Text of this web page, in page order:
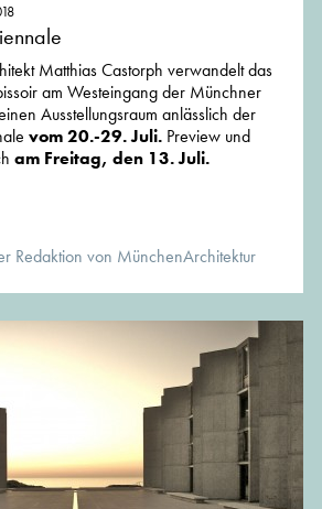
Matthias Castorph verwandelt das
am Westeingang der Münchner
Ausstellungsraum anlässlich der
vom 20.-29. Juli. Preview und
am Freitag, den 13. Juli.
Redaktion von MünchenArchitektur